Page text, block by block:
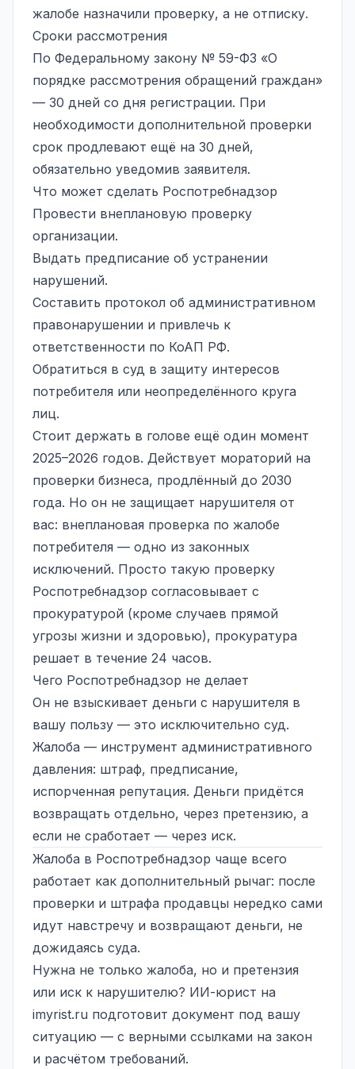
жалобе назначили проверку, а не отписку.
Сроки рассмотрения
По Федеральному закону № 59-ФЗ «О
порядке рассмотрения обращений граждан»
— 30 дней со дня регистрации. При
необходимости дополнительной проверки
срок продлевают ещё на 30 дней,
обязательно уведомив заявителя.
Что может сделать Роспотребнадзор
Провести внеплановую проверку
организации.
Выдать предписание об устранении
нарушений.
Составить протокол об административном
правонарушении и привлечь к
ответственности по КоАП РФ.
Обратиться в суд в защиту интересов
потребителя или неопределённого круга
лиц.
Стоит держать в голове ещё один момент
2025–2026 годов. Действует мораторий на
проверки бизнеса, продлённый до 2030
года. Но он не защищает нарушителя от
вас: внеплановая проверка по жалобе
потребителя — одно из законных
исключений. Просто такую проверку
Роспотребнадзор согласовывает с
прокуратурой (кроме случаев прямой
угрозы жизни и здоровью), прокуратура
решает в течение 24 часов.
Чего Роспотребнадзор не делает
Он не взыскивает деньги с нарушителя в
вашу пользу — это исключительно суд.
Жалоба — инструмент административного
давления: штраф, предписание,
испорченная репутация. Деньги придётся
возвращать отдельно, через претензию, а
если не сработает — через иск.
Жалоба в Роспотребнадзор чаще всего
работает как дополнительный рычаг: после
проверки и штрафа продавцы нередко сами
идут навстречу и возвращают деньги, не
дожидаясь суда.
Нужна не только жалоба, но и претензия
или иск к нарушителю? ИИ-юрист на
imyrist.ru подготовит документ под вашу
ситуацию — с верными ссылками на закон
и расчётом требований.